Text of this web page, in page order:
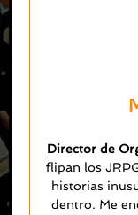
Director de
flipan los
historias
dentro. Me